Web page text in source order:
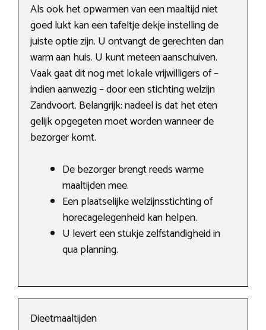
Als ook het opwarmen van een maaltijd niet
goed lukt kan een tafeltje dekje instelling de
juiste optie zijn. U ontvangt de gerechten dan
warm aan huis. U kunt meteen aanschuiven.
Vaak gaat dit nog met lokale vrijwilligers of –
indien aanwezig – door een stichting welzijn
Zandvoort. Belangrijk: nadeel is dat het eten
gelijk opgegeten moet worden wanneer de
bezorger komt.
De bezorger brengt reeds warme
maaltijden mee.
Een plaatselijke welzijnsstichting of
horecagelegenheid kan helpen.
U levert een stukje zelfstandigheid in
qua planning.
Dieetmaaltijden